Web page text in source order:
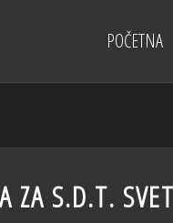
POČETNA
ZA S.D.T.